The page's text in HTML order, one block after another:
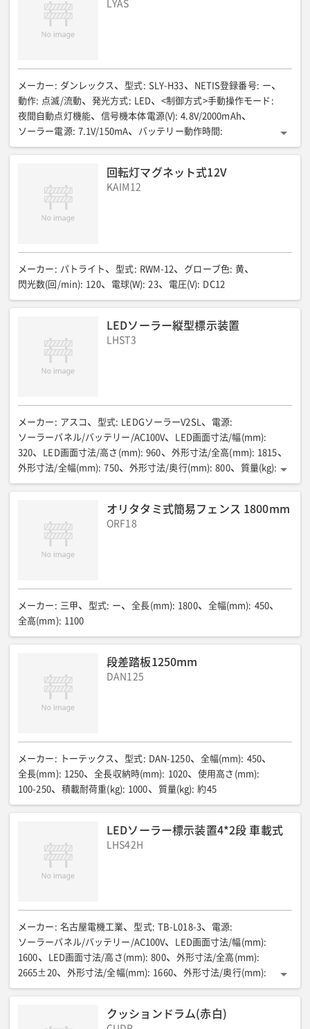
LYAS
メーカー : ダンレックス 型式: SLY-H33 NETIS登録番号: ー
動作: 点滅/流動 発光方式: LED <制御方式>手動操作モード :
夜間自動点灯機能
信号機本体電源(V): 4.8V/2000mAh
ソーラー電源: 7.1V/150mA バッテリー動作時間 :
約10日間(夜間のみ発光)
画面サイズ(mm): W パターン数:
全高(mm): 432(本体) 幅(mm): ー 高さ(mm)
奥行(mm): ー 質量(kg): ー
回転灯マグネット式12V
KAIM12
メーカー : パトライト 型式: RWM-12 グローブ色: 黄
閃光数(回/min): 120 電球(W): 23 電圧(V): DC12
LEDソーラー縦型標示装置
LHST3
メーカー : アスコ 型式: LEDGソーラーV2SL 電源:
ソーラーパネル/バッテリー/AC100V
LED画面寸法/幅(mm):
320
LED画面寸法/高さ(mm): 960 外形寸法/全高(mm): 1815
外形寸法/全幅(mm): 750 外形寸法/奥行(mm): 800 質量(kg):
98
色調: 超高輝度オレンジ単色 調光機能:
携帯電話の赤外線機能にて入力可能
連続点灯日数 :
満充電より12日間(但し表示内容により異なる)
4(但し表示内容により異なる)
99種類/最大4種類までの表示が可能
オリタタミ式簡易フェンス 1800mm
ORF18
メーカー : 三甲 型式: ー 全長(mm): 1800 全幅(mm): 450
全高(mm): 1100
段差踏板1250mm
DAN125
メーカー : トーテックス 型式: DAN-1250 全幅(mm): 450
全長(mm): 1250 全長収納時(mm): 1020 使用高さ(mm):
100-250
積載耐荷重(kg): 1000 質量(kg): 約45
LEDソーラー標示装置4*2段 車載式
LHS42H
メーカー : 名古屋電機工業 型式: TB-L018-3 電源:
ソーラーパネル/バッテリー/AC100V
LED画面寸法/幅(mm):
1600
LED画面寸法/高さ(mm): 800 外形寸法/全高(mm):
2665±20
外形寸法/全幅(mm): 1660 外形寸法/奥行(mm):
1500
質量/支持台含む※キャスター20Kg除く(kg): 約340 色調:
リモコン 連続点灯日数:
クッションドラム(赤白)